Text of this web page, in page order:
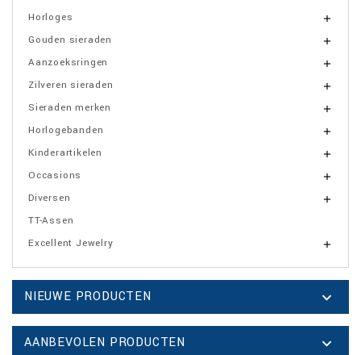
Horloges 
Gouden sieraden 
Aanzoeksringen 
Zilveren sieraden 
Sieraden merken 
Horlogebanden 
Kinderartikelen 
Occasions 
Diversen 
TT-Assen
Excellent Jewelry

NIEUWE PRODUCTEN 
AANBEVOLEN PRODUCTEN 